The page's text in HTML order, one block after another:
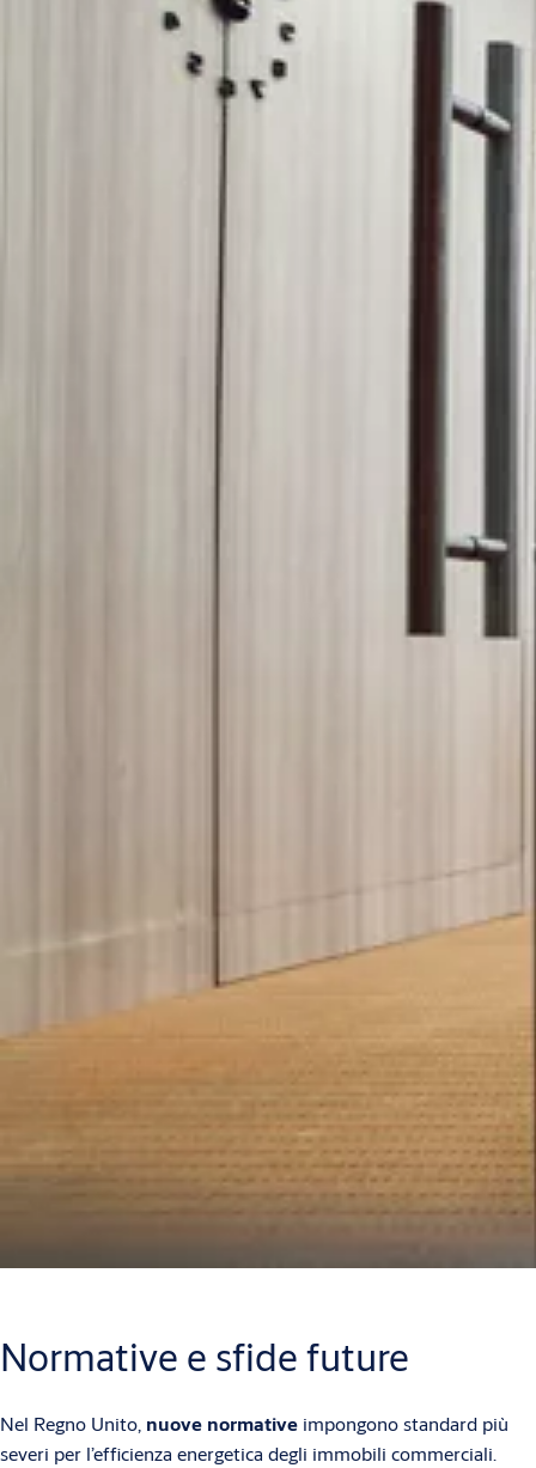
Normative e sfide future
Nel Regno Unito, nuove normative impongono standard più
severi per l’efficienza energetica degli immobili commerciali.